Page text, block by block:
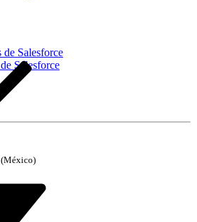
Salesforce
Salesforce